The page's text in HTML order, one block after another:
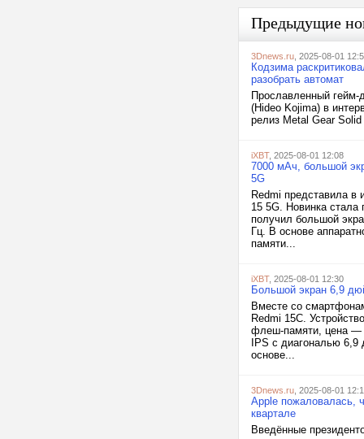
Предыдущие
3Dnews.ru , 2025-08-01
Кодзима
разобрать автомат
Прославленный гейм-
(Hideo Kojima) в
релиз Metal Gear
iXBT, 2025-08-01 12:08
7000 мАч, большой
5G
Redmi представила
15 5G. Новинка
получил большой
Гц. В основе
памяти...
iXBT, 2025-08-01 12:30
Большой экран 6,9
Вместе со
Redmi 15C.
флеш-памяти, цена —
IPS с диагональю
основе...
3Dnews.ru , 2025-08-01
Apple пожаловалась,
квартале
Введённые